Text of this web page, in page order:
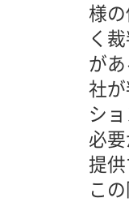
様
く
が
社
シ
必
提
こ